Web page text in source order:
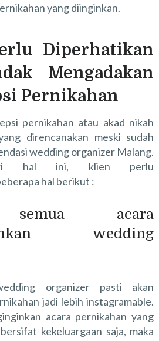
yang diinginkan.
Diperhatikan
Mengadakan
Pernikahan
pernikahan atau akad nikah
direncanakan meski sudah
wedding organizer Malang.
hal ini, klien perlu
hal berikut :
acara
wedding
organizer pasti akan
jadi lebih instagramable.
acara pernikahan yang
kekeluargaan saja, maka